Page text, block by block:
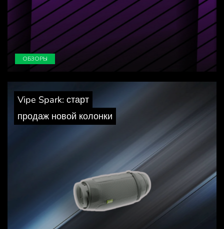
ОБЗОРЫ
Vipe Spark: старт
продаж новой колонки